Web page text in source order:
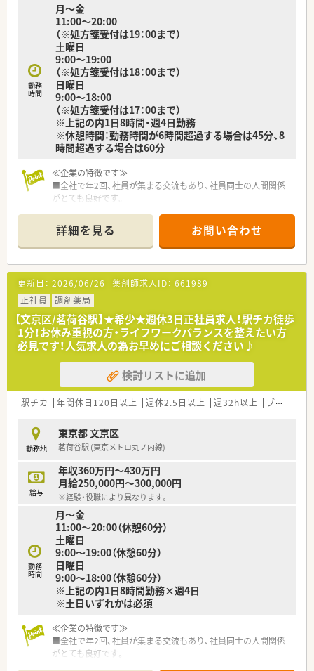
勤務
時間
月～金
11:00～20:00
（※処方箋受付は19：00まで）
土曜日
9:00～19:00
（※処方箋受付は18：00まで）
日曜日
9:00～18:00
（※処方箋受付は17：00まで）
※上記の内1日8時間・週4日勤務
※休憩時間：勤務時間が6時間超過する場合は45分、8
時間超過する場合は60分
≪企業の特徴です≫
■全社で年2回、社員が集まる交流もあり、社員同士の人間関係
がとても良好です。
■入社3年後の定着率は90％以上！平均勤続勤務年数14年と定着
率がとても高く、従業員の満足度も高い薬局です。
■ノルマ等は一切ございません。患者様第一で考る会社方針で
す。
■薬剤師国保を導入しておりますが、従業員の支払い負担額は社
会保険加入と同額の負担となります。
※社会保険料との差額は手当として支給しており、社会保険で得
られる、傷病手当金・出産手当金等は会社負担で取得が可能で
す。実質、社会保険加入と同等の待遇が受けられる環境です。
≪お休みの取りやすい環境です≫
■有休消化率100％ 休みたい時に休める環境を現場の薬剤師
が協力しあっております。
■育休からの復職率は100％！ 社長自らも仕事と子育てを両立
しているからこそ現場への理解が高いです。
■近隣店舗の協力体制が充実しております。店舗間が近い為、い
■経営者が薬剤師で常に現場に出られており、現場で働かれる薬
剤師との距離が近く風通しの良い環境です。
≪こんな薬局です≫
■茗荷谷駅から徒歩1分！駅を出てすぐの好立地♪
■メリハリをもって働く風土がございます。薬歴を書く専用スペ
ースがあるなど調剤室内も工夫されております。
■処方箋枚数は200～300枚/日ですが、常時5～7人体制で1人あ
たりの負担は少ない環境です♪
■内科, 耳鼻科, 小児科, 精神科を多く応需しています
詳細を見る お問い合わせ
更新日： 2026/06/26 薬剤師求人ID： 661989
正社員
調剤薬局
【文京区/茗荷谷駅】★希少★週休3日正社員求人！駅チカ徒歩
1分！お休み重視の方・ライフワークバランスを整えたい方
必見です！人気求人の為お早めにご相談ください♪
検討リストに追加
駅チカ 年間休日120日以上 週休2.5日以上 週32h以上 ブランク可
勤務地
東京都 文京区
茗荷谷駅 (東京メトロ丸ノ内線)
給与
年収360万円～430万円
月給250,000円～300,000円
※経験・役職により異なります。
勤務
時間
月～金
11:00～20:00（休憩60分）
土曜日
9:00～19:00（休憩60分）
日曜日
9:00～18:00（休憩60分）
※上記の内1日8時間勤務×週4日
※土日いずれかは必須
≪企業の特徴です≫
■全社で年2回、社員が集まる交流もあり、社員同士の人間関係
がとても良好です。